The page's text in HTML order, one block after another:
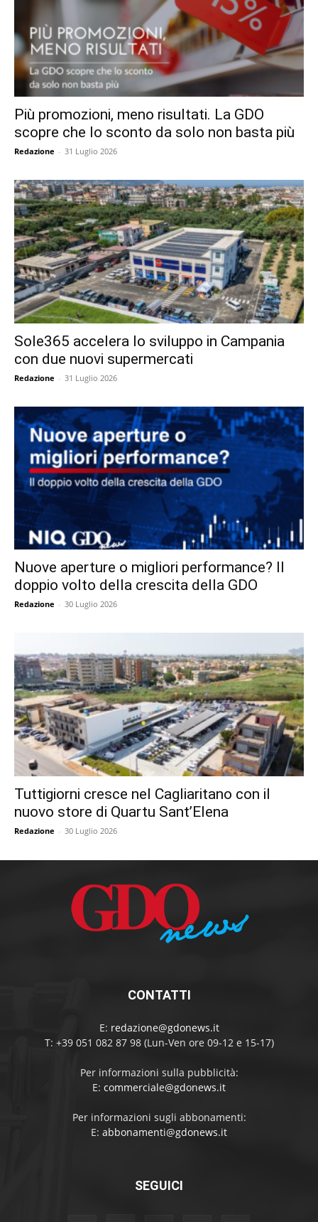
Più promozioni, meno risultati. La GDO
scopre che lo sconto da solo non basta più
Redazione - 31 Luglio 2026
Sole365 accelera lo sviluppo in Campania
con due nuovi supermercati
Redazione - 31 Luglio 2026
Nuove aperture o migliori performance? Il
doppio volto della crescita della GDO
Redazione - 30 Luglio 2026
Tuttigiorni cresce nel Cagliaritano con il
nuovo store di Quartu Sant’Elena
Redazione - 30 Luglio 2026
CONTATTI
E: redazione@gdonews.it
T: +39 051 082 87 98 (Lun-Ven ore 09-12 e 15-17)
Per informazioni sulla pubblicità:
E: commerciale@gdonews.it
Per informazioni sugli abbonamenti:
E: abbonamenti@gdonews.it
SEGUICI